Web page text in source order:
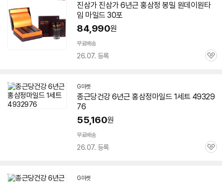
진삼가 진삼가6년근 홍삼정 봉밀 원데이원타
임 마일드 30포
84,990원
무료배송
26.07. 등록
관
G마켓
종근당건강6년근 홍삼정마일드 1세트 49329
76
55,160원
무료배송
26.07. 등록
관
G마켓